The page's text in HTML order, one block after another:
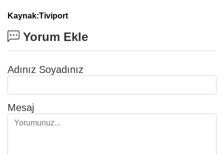
Kaynak:Tiviport
Yorum Ekle
Adınız Soyadınız
Mesaj